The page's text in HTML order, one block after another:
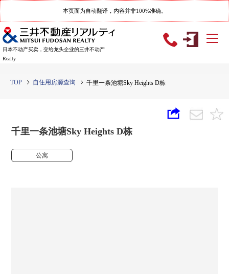
本页面为自动翻译，内容并非100%准确。
日本不动产买卖，交给龙头企业的三井不动产
Realty
TOP 自住用房源查询 千里一条池塘Sky Heights D栋
千里一条池塘Sky Heights D栋
公寓